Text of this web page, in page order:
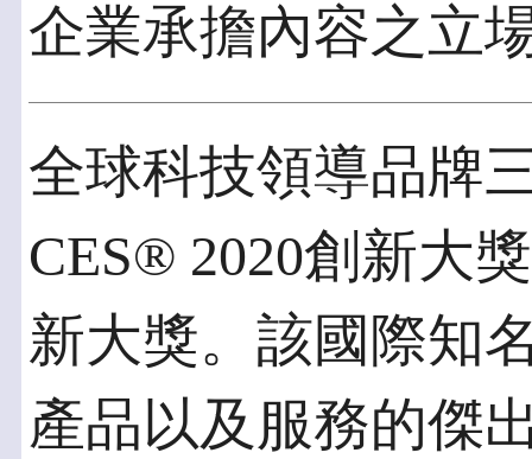
企業承擔內容之立
全球科技領導品牌
CES® 2020創新大
新大獎。該國際知
產品以及服務的傑